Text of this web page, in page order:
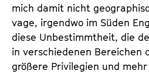
mich damit nicht
vage, irgendwo im Süden
diese Unbestimmtheit, die
in verschiedenen Bereichen
größere Privilegien und